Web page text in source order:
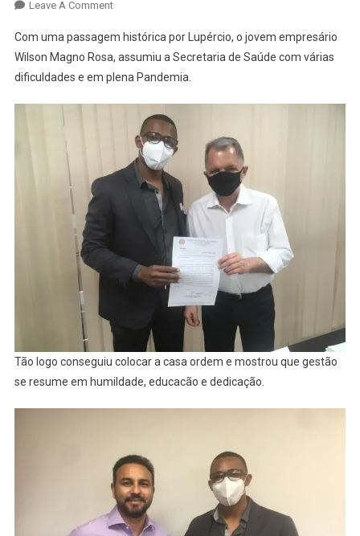
Leave A CommentOn
DE
SAÚDE
DE
CASA,
DEIXA
SECRETARIA
2022.
Com uma passagem histórica por Lupércio, o jovem empresário
Wilson Magno Rosa, assumiu a Secretaria de Saúde com várias
dificuldades e em plena Pandemia.
Tão logo conseguiu colocar a casa ordem e mostrou que gestão
se resume em humildade, educacão e dedicação.